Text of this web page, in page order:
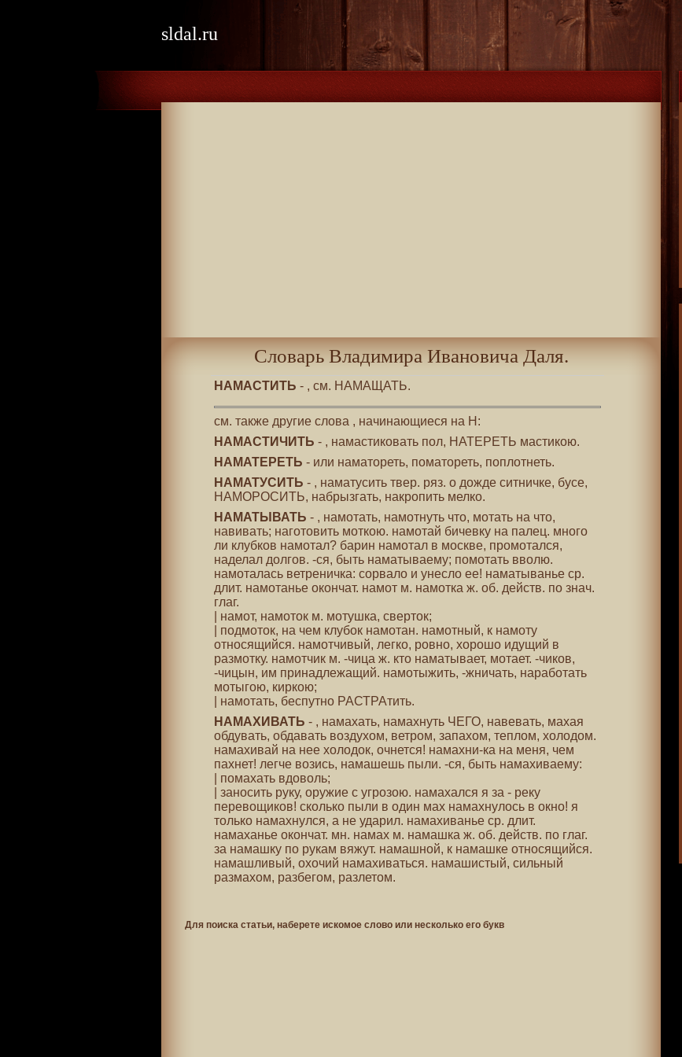
sldal.ru
Словарь Владимира Ивановича Даля.
НАМАСТИТЬ - , см. НАМАЩАТЬ.
см. также другие слова , начинающиеся на Н:
НАМАСТИЧИТЬ - , намастиковать пол, НАТЕРЕТЬ мастикою.
НАМАТЕРЕТЬ - или наматореть, поматореть, поплотнеть.
НАМАТУСИТЬ - , наматусить твер. ряз. о дожде ситничке, бусе,
НАМОРОСИТЬ, набрызгать, накропить мелко.
НАМАТЫВАТЬ - , намотать, намотнуть что, мотать на что,
навивать; наготовить моткою. намотай бичевку на палец. много
ли клубков намотал? барин намотал в москве, промотался,
наделал долгов. -ся, быть наматываему; помотать вволю.
намоталась ветреничка: сорвало и унесло ее! наматыванье ср.
длит. намотанье окончат. намот м. намотка ж. об. действ. по знач.
глаг.
| намот, намоток м. мотушка, сверток;
| подмоток, на чем клубок намотан. намотный, к намоту
относящийся. намотчивый, легко, ровно, хорошо идущий в
размотку. намотчик м. -чица ж. кто наматывает, мотает. -чиков,
-чицын, им принадлежащий. намотыжить, -жничать, наработать
мотыгою, киркою;
| намотать, беспутно РАСТРАтить.
НАМАХИВАТЬ - , намахать, намахнуть ЧЕГО, навевать, махая
обдувать, обдавать воздухом, ветром, запахом, теплом, холодом.
намахивай на нее холодок, очнется! намахни-ка на меня, чем
пахнет! легче возись, намашешь пыли. -ся, быть намахиваему:
| помахать вдоволь;
| заносить руку, оружие с угрозою. намахался я за - реку
перевощиков! сколько пыли в один мах намахнулось в окно! я
только намахнулся, а не ударил. намахиванье ср. длит.
намаханье окончат. мн. намах м. намашка ж. об. действ. по глаг.
за намашку по рукам вяжут. намашной, к намашке относящийся.
намашливый, охочий намахиваться. намашистый, сильный
размахом, разбегом, разлетом.
Для поиска статьи, наберете искомое слово или несколько его букв